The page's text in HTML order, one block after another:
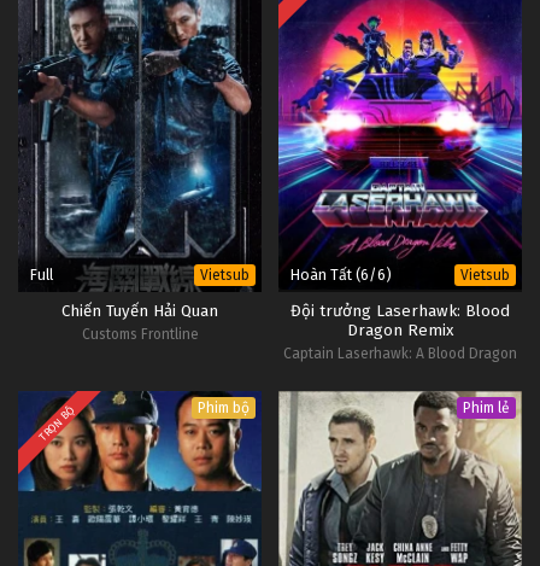
Full Vietsub
Chiến Tuyến Hải Quan
Customs Frontline
Hoàn Tất (6/6) Vietsub
Đội trưởng Laserhawk: Blood
Dragon Remix
Captain Laserhawk: A Blood Dragon
TRỌN BỘ Phim bộ Phim lẻ